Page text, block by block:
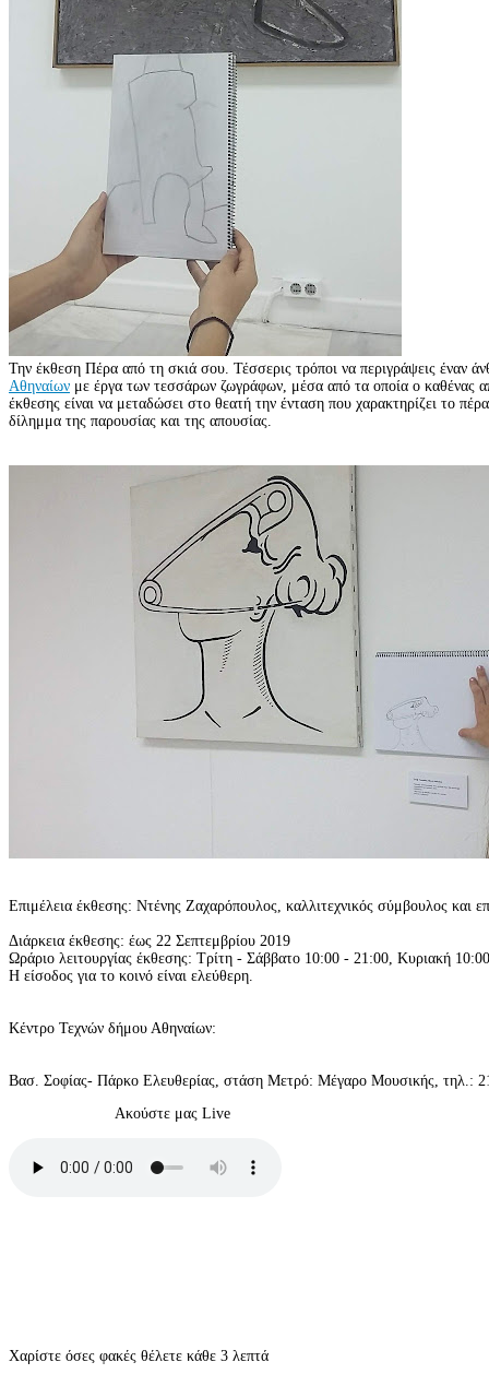
Την έκθεση Πέρα από τη σκιά σου. Τέσσερις τρόποι να περιγράψεις έναν
Αθηναίων με έργα των τεσσάρων ζωγράφων, μέσα από τα οποία ο καθένας
έκθεσης είναι να μεταδώσει στο θεατή την ένταση που χαρακτηρίζει το
δίλημμα της παρουσίας και της απουσίας.
Επιμέλεια έκθεσης: Ντένης Ζαχαρόπουλος, καλλιτεχνικός σύμβουλος
Διάρκεια έκθεσης: έως 22 Σεπτεμβρίου 2019
Ωράριο λειτουργίας έκθεσης: Τρίτη - Σάββατο 10:00 - 21:00, Κυριακή
Η είσοδος για το κοινό είναι ελεύθερη.
Κέντρο Τεχνών δήμου Αθηναίων:
Βασ. Σοφίας- Πάρκο Ελευθερίας, στάση Μετρό: Μέγαρο Μουσικής, τηλ.:
Ακούστε μας Live
Χαρίστε όσες φακές θέλετε κάθε 3 λεπτά